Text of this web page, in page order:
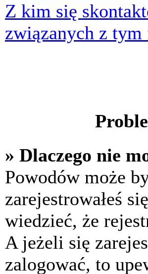
Z kim się
związanych z tym
» Dlaczego nie
Powodów może
zarejestrowałeś
wiedzieć, że
A jeżeli się
zalogować, to